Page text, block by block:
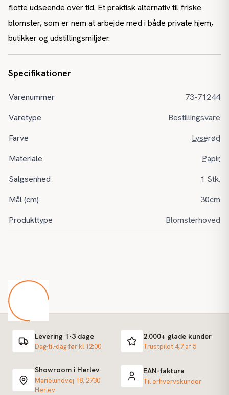
flotte udseende over tid. Et praktisk alternativ til friske
blomster, som er nem at arbejde med i både private hjem,
butikker og udstillingsmiljøer.
Specifikationer
Varenummer
73-71244
Varetype
Bestillingsvare
Farve
Lyserød
Materiale
Papir
Salgsenhed
1 Stk.
Mål (cm)
30cm
Produkttype
Blomsterhoved
Levering 1-3 dage
Dag-til-dag før kl 12:00
2.000+ glade kunder
Trustpilot 4,7 af 5
Showroom i Herlev
Marielundvej 18, 2730
Herlev
EAN-faktura
Til erhvervskunder